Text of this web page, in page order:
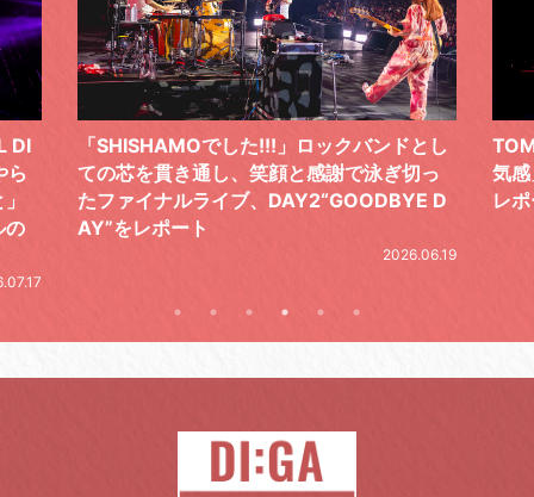
DI
ら
の
「SHISHAMOでした!!!」ロックバンドとし
ての芯を貫き通し、笑顔と感謝で泳ぎ切っ
たファイナルライブ、DAY2“GOODBYE D
AY”をレポート
2026.06.19
気
レ